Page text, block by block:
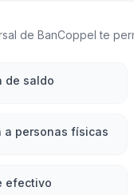
de BanCoppel te
de saldo
a personas físicas
efectivo